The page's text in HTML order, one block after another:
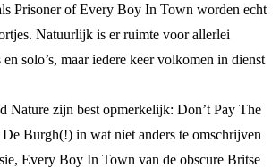
Prisoner of Every Boy In Town worden echt
Natuurlijk is er ruimte voor allerlei
solo’s, maar iedere keer volkomen in dienst
Nature zijn best opmerkelijk: Don’t Pay The
Burgh(!) in wat niet anders te omschrijven
Every Boy In Town van de obscure Britse